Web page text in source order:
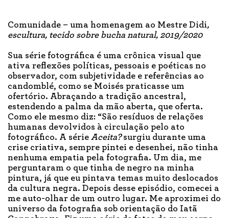
Comunidade – uma homenagem ao Mestre Didi,
escultura, tecido sobre bucha natural, 2019/2020
Sua série fotográfica é uma crônica visual que
ativa reflexões políticas, pessoais e poéticas no
observador, com subjetividade e referências ao
candomblé, como se Moisés praticasse um
ofertório. Abraçando a tradição ancestral,
estendendo a palma da mão aberta, que oferta.
Como ele mesmo diz: “São resíduos de relações
humanas devolvidos à circulação pelo ato
fotográfico. A série Aceita?surgiu durante uma
crise criativa, sempre pintei e desenhei, não tinha
nenhuma empatia pela fotografia. Um dia, me
perguntaram o que tinha de negro na minha
pintura, já que eu pintava temas muito deslocados
da cultura negra. Depois desse episódio, comecei a
me auto-olhar de um outro lugar. Me aproximei do
universo da fotografia sob orientação do Iatã